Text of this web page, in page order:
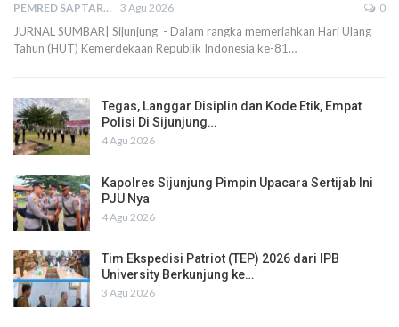
PEMRED SAPTARIUS 3 Agu 2026 0
JURNAL SUMBAR| Sijunjung - Dalam rangka memeriahkan Hari Ulang
Tahun (HUT) Kemerdekaan Republik Indonesia ke-81…
Tegas, Langgar Disiplin dan Kode Etik, Empat
Polisi Di Sijunjung…
4 Agu 2026
Kapolres Sijunjung Pimpin Upacara Sertijab Ini
PJU Nya
4 Agu 2026
Tim Ekspedisi Patriot (TEP) 2026 dari IPB
University Berkunjung ke…
3 Agu 2026